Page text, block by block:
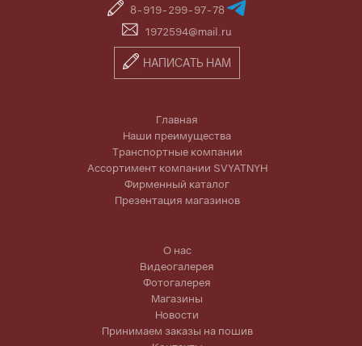
8-919-299-97-78
1972594@mail.ru
НАПИСАТЬ НАМ
Главная
Наши преимущества
Транспортные компании
Ассортимент компании SVYATNYH
Фирменный каталог
Презентация магазинов
О нас
Видеогалерея
Фотогалерея
Магазины
Новости
Принимаем заказы на пошив